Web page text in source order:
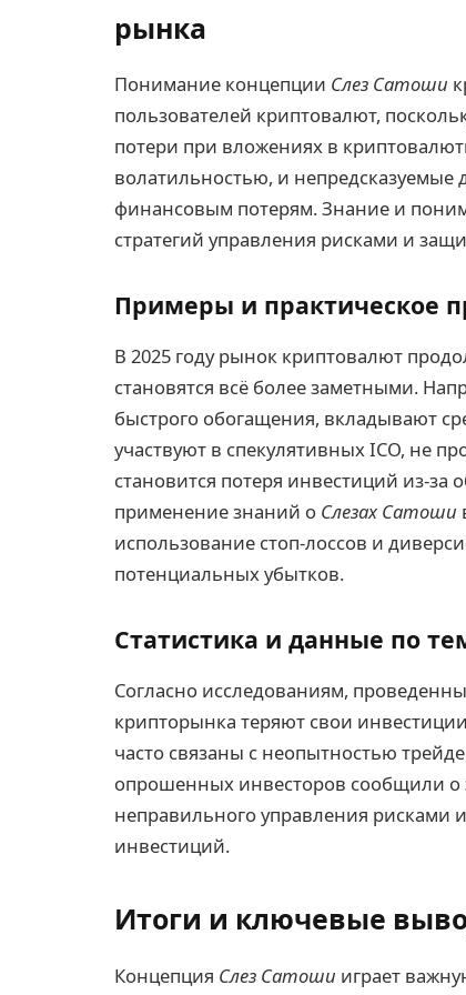
рынка
Понимание концепции Слез Сатоши
пользователей криптовалют,
потери при вложениях в
волатильностью, и
финансовым потерям. Знание и
стратегий управления рисками и
Примеры и практическое
В 2025 году рынок криптовалют
становятся всё более заметными.
быстрого обогащения, вкладывают
участвуют в спекулятивных ICO, не
становится потеря инвестиций из-
применение знаний о Слезах Сатоши
использование стоп-лоссов и
потенциальных убытков.
Статистика и данные по
Согласно исследованиям,
крипторынка теряют свои
часто связаны с неопытностью
опрошенных инвесторов сообщили о
неправильного управления рисками
инвестиций.
Итоги и ключевые
Концепция Слез Сатоши играет